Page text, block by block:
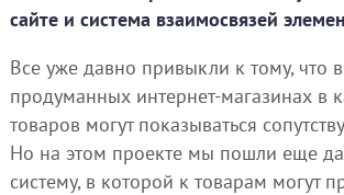
сайте и система взаимосвязей
Все уже давно привыкли к тому, что
продуманных интернет-магазинах в
товаров могут показываться
Но на этом проекте мы пошли еще
систему, в которой к товарам могут